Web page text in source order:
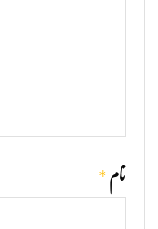
نام *